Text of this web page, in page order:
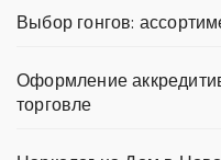
Выбор гонгов:
Оформление
торговле